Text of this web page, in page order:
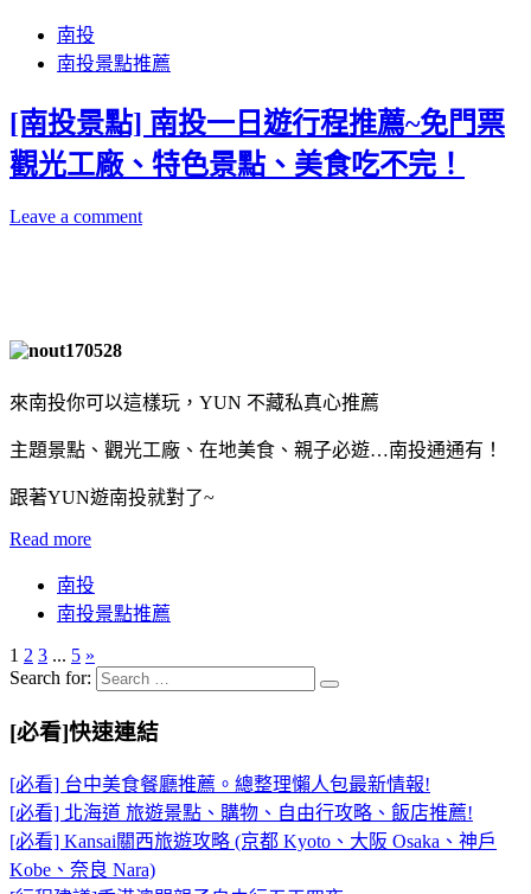
南投
南投景點推薦
[南投景點] 南投一日遊行程推薦~免門票
觀光工廠、特色景點、美食吃不完！
Leave a comment
來南投你可以這樣玩，YUN 不藏私真心推薦
主題景點、觀光工廠、在地美食、親子必遊…南投通通有！
跟著YUN遊南投就對了~
Read more
南投
南投景點推薦
1 2 3 ... 5 »
Search for:
[必看]快速連結
[必看] 台中美食餐廳推薦。總整理懶人包最新情報!
[必看] 北海道 旅遊景點、購物、自由行攻略、飯店推薦!
[必看] Kansai關西旅遊攻略 (京都 Kyoto、大阪 Osaka、神戶
Kobe、奈良 Nara)